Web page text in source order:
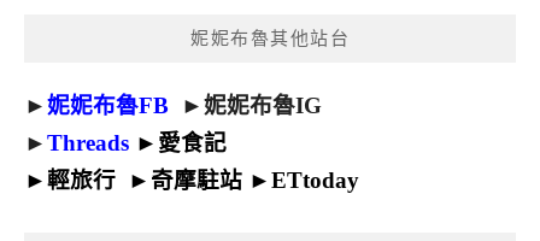
妮妮布魯其他站台
►妮妮布魯FB ►妮妮布魯IG
►Threads ► 愛食記
►輕旅行 ► 奇摩駐站 ►ETtoday